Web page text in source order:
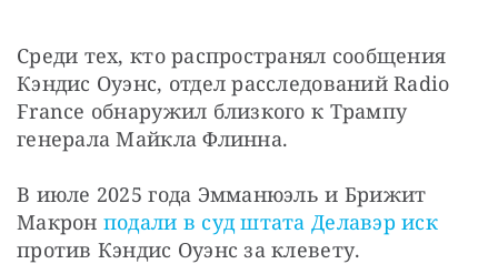
Среди тех, кто распространял сообщения
Кэндис Оуэнс, отдел расследований Radio
France обнаружил близкого к Трампу
генерала Майкла Флинна.
В июле 2025 года Эмманюэль и Брижит
Макрон подали в суд штата Делавэр иск
против Кэндис Оуэнс за клевету.